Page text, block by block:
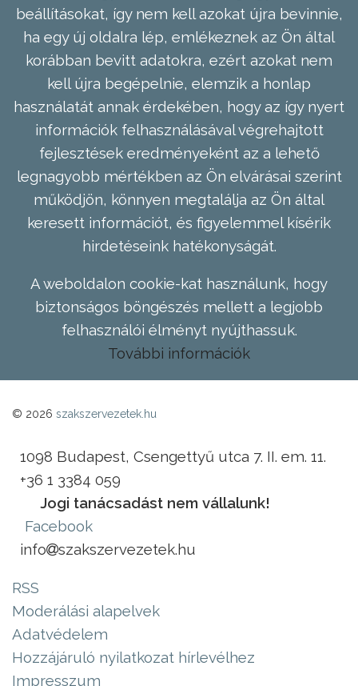
beállításokat, így nem kell azokat újra bevinnie,
ha egy új oldalra lép, emlékeznek az Ön által
korábban bevitt adatokra, ezért azokat nem
kell újra begépelnie, elemzik a honlap
használatát annak érdekében, hogy az így nyert
információk felhasználásával végrehajtott
fejlesztések eredményeként az a lehető
legnagyobb mértékben az Ön elvárásai szerint
működjön, könnyen megtalálja az Ön által
keresett információt, és figyelemmel kísérik
hirdetéseink hatékonyságát.
A weboldalon cookie-kat használunk, hogy
biztonságos böngészés mellett a legjobb
felhasználói élményt nyújthassuk.
További információk
© 2026 szakszervezetek.hu
1098 Budapest, Csengettyű utca 7. II. em. 11.
+36 1 3384 059
Jogi tanácsadást nem vállalunk!
Facebook
info
szakszervezetek.hu
RSS
Moderálási alapelvek
Adatvédelem
Hozzájáruló nyilatkozat hírlevélhez
Impresszum